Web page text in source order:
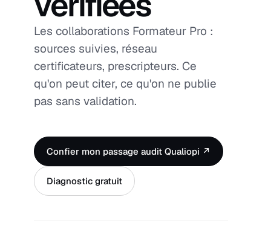
Les collaborations Formateur Pro :
sources suivies, réseau
certificateurs, prescripteurs. Ce
qu'on peut citer, ce qu'on ne publie
pas sans validation.
Confier mon passage audit Qualiopi ↗
Diagnostic gratuit